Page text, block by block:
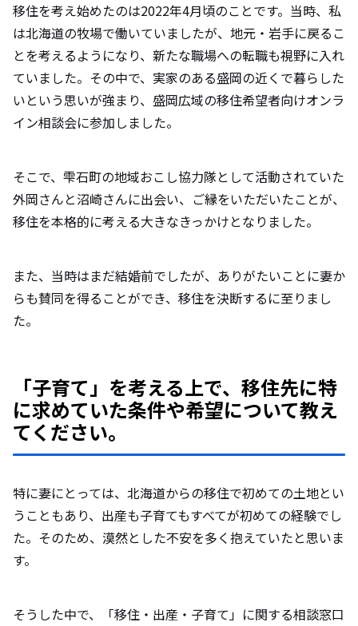
移住後、ご家族の暮らし方や時間の使い方
はどのように変化しましたか？
移住前と比べて、人付き合いや地域との関
わり方に変化はありましたか？ 地方特有
ご感想をお聞かせください。
利用されている子育て支援制度や、実際に
町村や地域の取り組みがあれば教えてくだ
さい。
これから移住を検討している子育て世代の
方々に、メッセージをお願いします。
移住を考え始めたのは2022年4月頃のことです。当時、私
は北海道の牧場で働いていましたが、地元・岩手に戻るこ
とを考えるようになり、新たな職場への転職も視野に入れ
ていました。その中で、実家のある盛岡の近くで暮らした
いという思いが強まり、盛岡広域の移住希望者向けオンラ
イン相談会に参加しました。
そこで、雫石町の地域おこし協力隊として活動されていた
外岡さんと沼崎さんに出会い、ご縁をいただいたことが、
移住を本格的に考える大きなきっかけとなりました。
また、当時はまだ結婚前でしたが、ありがたいことに妻か
らも賛同を得ることができ、移住を決断するに至りまし
た。
「子育て」を考える上で、移住先に特
に求めていた条件や希望について教え
てください。
特に妻にとっては、北海道からの移住で初めての土地とい
うこともあり、出産も子育てもすべてが初めての経験でし
た。そのため、漠然とした不安を多く抱えていたと思いま
す。
そうした中で、「移住・出産・子育て」に関する相談窓口